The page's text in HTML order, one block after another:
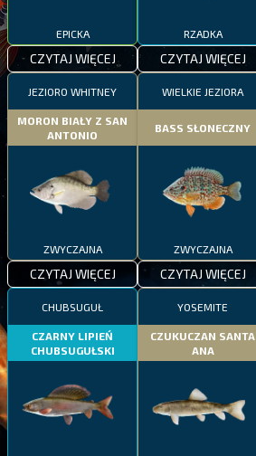
EPICKA
CZYTAJ WIĘCEJ
RZADKA
CZYTAJ WIĘCEJ
JEZIORO WHITNEY
MORON BIAŁY Z SAN
ANTONIO
ZWYCZAJNA
CZYTAJ WIĘCEJ
WIELKIE JEZIORA
BASS SŁONECZNY
ZWYCZAJNA
CZYTAJ WIĘCEJ
CHUBSUGUŁ
CZARNY LIPIEŃ
CHUBSUGUŁSKI
YOSEMITE
CZUKUCZAN SANTA
ANA